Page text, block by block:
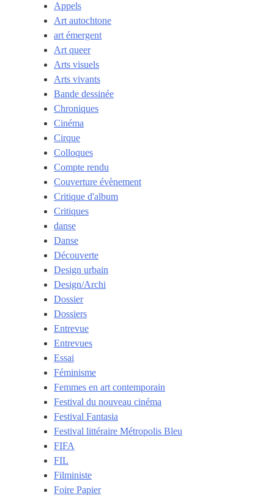
Appels
Art autochtone
art émergent
Art queer
Arts visuels
Arts vivants
Bande dessinée
Chroniques
Cinéma
Cirque
Colloques
Compte rendu
Couverture évènement
Critique d'album
Critiques
danse
Danse
Découverte
Design urbain
Design/Archi
Dossier
Dossiers
Entrevue
Entrevues
Essai
Féminisme
Femmes en art contemporain
Festival du nouveau cinéma
Festival Fantasia
Festival littéraire Métropolis Bleu
FIFA
FIL
Filministe
Foire Papier